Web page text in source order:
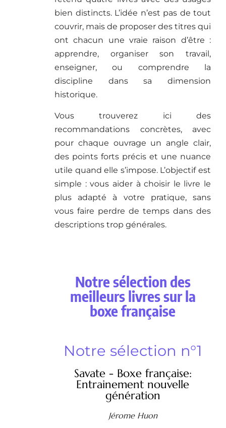
bien distincts. L’idée n’est pas de tout
couvrir, mais de proposer des titres qui
ont chacun une vraie raison d’être :
apprendre, organiser son travail,
enseigner, ou comprendre la
discipline dans sa dimension
historique.
Vous trouverez ici des
recommandations concrètes, avec
pour chaque ouvrage un angle clair,
des points forts précis et une nuance
utile quand elle s’impose. L’objectif est
simple : vous aider à choisir le livre le
plus adapté à votre pratique, sans
vous faire perdre de temps dans des
descriptions trop générales.
Notre sélection des
meilleurs livres sur la
boxe française
Notre sélection n°1
Savate - Boxe française:
Entrainement nouvelle
génération
Jérome Huon